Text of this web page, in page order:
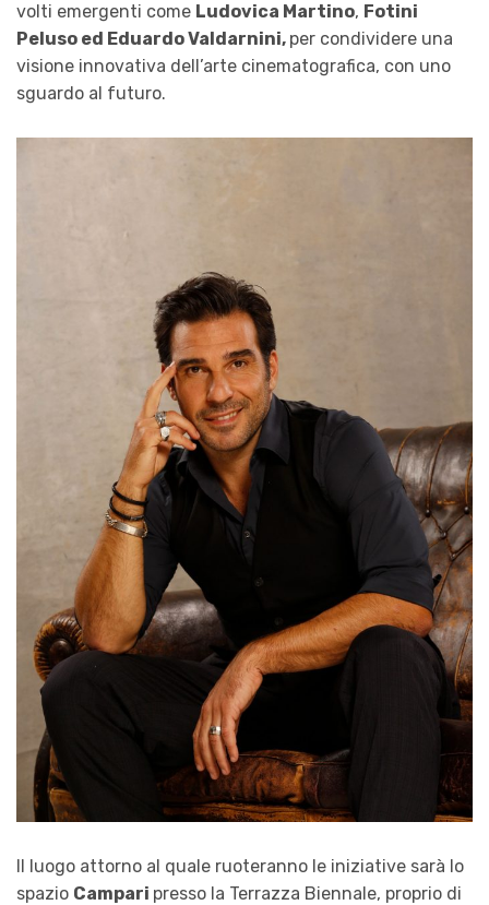
volti emergenti come Ludovica Martino, Fotini
Peluso ed Eduardo Valdarnini, per condividere una
visione innovativa dell’arte cinematografica, con uno
sguardo al futuro.
Il luogo attorno al quale ruoteranno le iniziative sarà lo
spazio Campari presso la Terrazza Biennale, proprio di